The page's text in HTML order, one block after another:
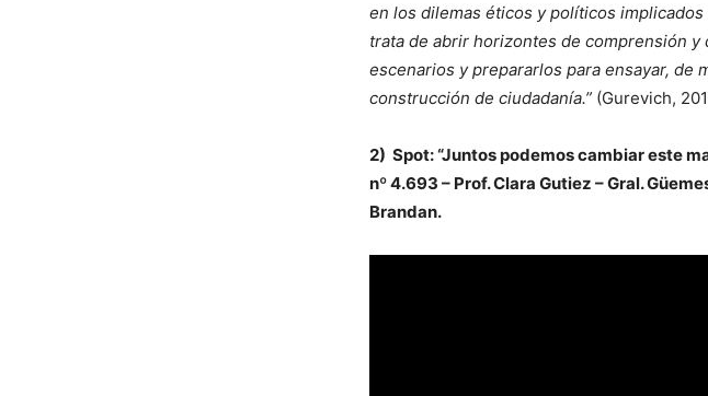
en los dilemas éticos y políticos
trata de abrir horizontes de comprensión
escenarios y prepararlos para ensayar, de
construcción de ciudadanía.” (Gurevich,
2) Spot: “Juntos podemos cambiar este
nº 4.693 – Prof. Clara Gutiez – Gral.
Brandan.